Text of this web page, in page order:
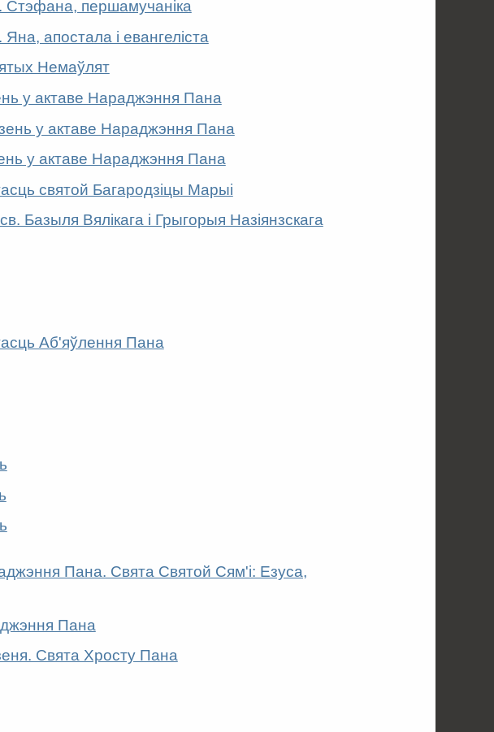
першамучаніка
апостала і евангеліста
Немаўлят
у актаве Нараджэння Пана
у актаве Нараджэння Пана
у актаве Нараджэння Пана
святой Багародзіцы Марыі
Базыля Вялікага і Грыгорыя Назіянзскага
Аб'яўлення Пана
Пана. Свята Святой Сям'і: Езуса,
Пана
Свята Хросту Пана